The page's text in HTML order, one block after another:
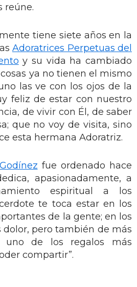
reúne.
tiene siete años en la
Adoratrices Perpetuas del
y su vida ha cambiado
ya no tienen el mismo
las ve con los ojos de la
feliz de estar con nuestro
de vivir con Él, de saber
que no voy de visita, sino
esta hermana Adoratriz.
fue ordenado hace
apasionadamente, a
espiritual a los
te toca estar en los
de la gente; en los
pero también de más
de los regalos más
compartir”.